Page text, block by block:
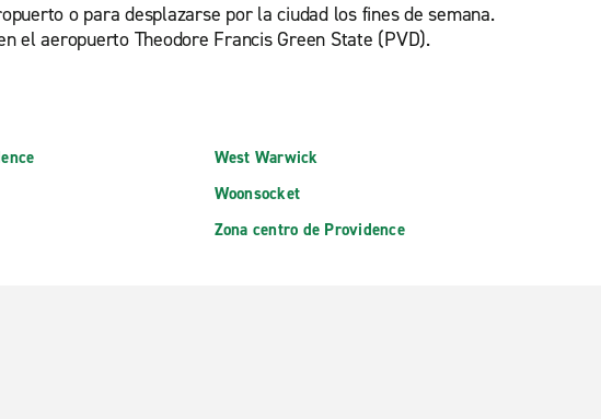
o para desplazarse por la ciudad los fines de semana.
el aeropuerto Theodore Francis Green State (PVD).
West Warwick
Woonsocket
Zona centro de Providence